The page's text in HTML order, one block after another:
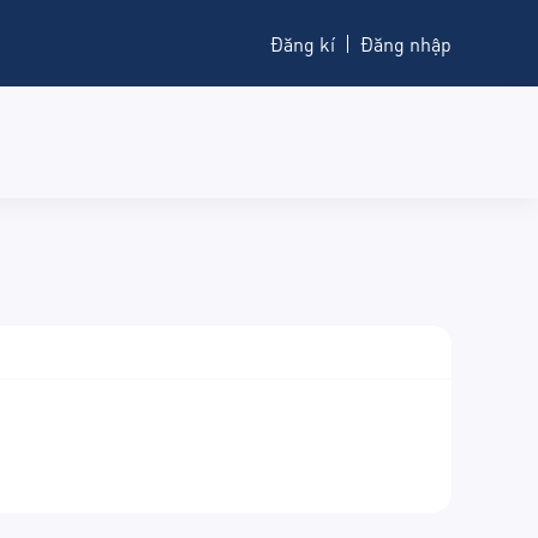
Đăng kí Đăng nhập